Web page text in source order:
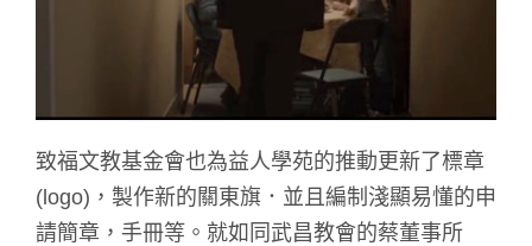
致福文教基金會也為益人學苑的推動更新了標章
(logo)，製作新的關東旗．並且編制淺顯易懂的申
請簡章，手冊等。就如同武昌教會的蔡董事所